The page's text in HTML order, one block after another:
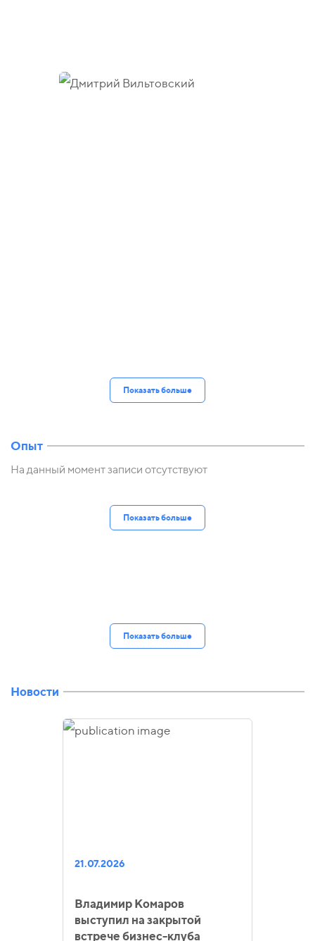
Показать больше
Опыт
На данный момент записи отсутствуют
Показать больше
Показать больше
Новости
21.07.2026
Владимир Комаров
выступил на закрытой
встрече бизнес-клуба